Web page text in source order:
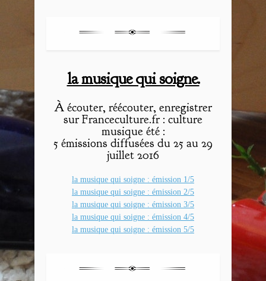
la musique qui soigne.
À écouter, réécouter, enregistrer
sur Franceculture.fr : culture
musique été :
5 émissions diffusées du 25 au 29
juillet 2016
la musique qui soigne : émission 1/5
la musique qui soigne : émission 2/5
la musique qui soigne : émission 3/5
la musique qui soigne : émission 4/5
la musique qui soigne : émission 5/5